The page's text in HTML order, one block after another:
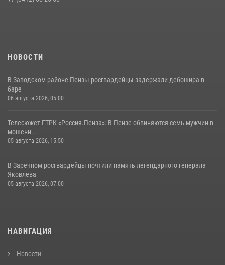
НОВОСТИ
В Заводском районе Пензы росгвардейцы задержали дебошира в
баре
06 августа 2026, 05:00
Телесюжет ГТРК «Россия.Пенза»: В Пензе обвиняются семь мужчин в
мошенн...
05 августа 2026, 15:50
В Заречном росгвардейцы почтили память легендарного генерала
Яковлева
05 августа 2026, 07:00
НАВИГАЦИЯ
Новости